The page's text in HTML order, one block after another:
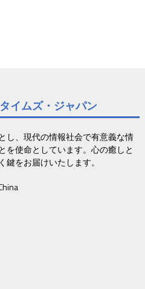
イムズ・ジャパン
し、現代の情報社会で有意義な情
を使命としています。心の癒しと
をお届けいたします。